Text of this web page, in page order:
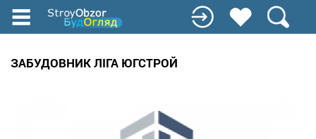
Перейти
до
вмісту
ЗАБУДОВНИК ЛІГА ЮГСТРОЙ